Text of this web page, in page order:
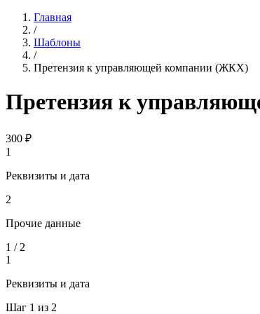
Главная
/
Шаблоны
/
Претензия к управляющей компании (ЖКХ)
Претензия к
300 ₽
1
Реквизиты и дата
2
Прочие данные
1 / 2
1
Реквизиты и дата
Шаг 1 из 2